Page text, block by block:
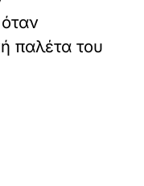
παλέτα του